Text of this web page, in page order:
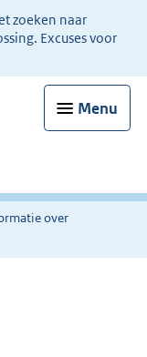
zoeken naar
Excuses voor
Menu
over